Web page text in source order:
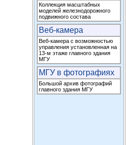
Коллекция масштабных
моделей железнодорожного
подвижного состава
Веб-камера
Веб-камера с возможностью
управления установленная на
13-м этаже главного здания
МГУ
МГУ в фотографиях
Большой архив фотографий
главного здания МГУ